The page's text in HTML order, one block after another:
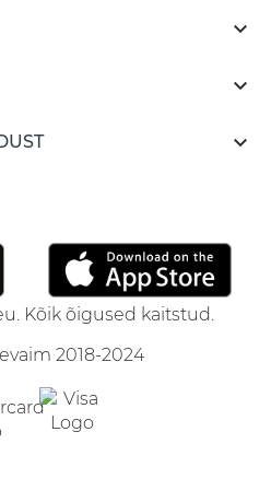



Kõik õigused kaitstud.
2018-2024